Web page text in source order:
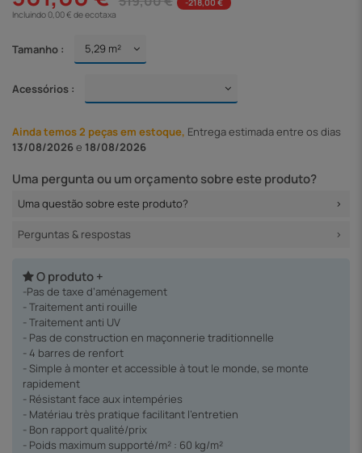
Incluindo 0,00 € de ecotaxa
Tamanho :
Acessórios :
Ainda temos 2 peças em estoque, Entregaestimada entre os dias
13/08/2026e 18/08/2026
Uma pergunta ou um orçamento sobre este produto?
Uma questão sobre este produto?
Perguntas & respostas
O produto +
-Pas de taxe d’aménagement
- Traitement anti rouille
- Traitement anti UV
- Pas de construction en maçonnerie traditionnelle
- 4 barres de renfort
- Simple à monter et accessible à tout le monde, se monte
rapidement
- Résistant face aux intempéries
- Matériau très pratique facilitant l’entretien
- Bon rapport qualité/prix
- Poids maximum supporté/m² : 60 kg/m²